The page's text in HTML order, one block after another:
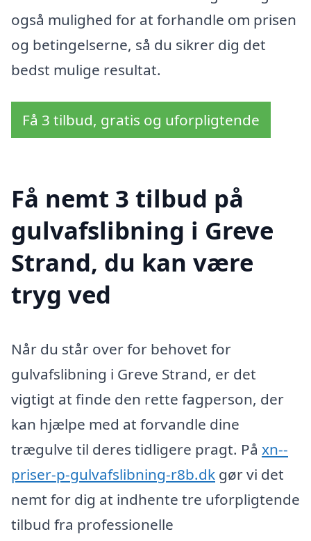
også mulighed for at forhandle om prisen
og betingelserne, så du sikrer dig det
bedst mulige resultat.
Få 3 tilbud, gratis og uforpligtende
Få nemt 3 tilbud på
gulvafslibning i Greve
Strand, du kan være
tryg ved
Når du står over for behovet for
gulvafslibning i Greve Strand, er det
vigtigt at finde den rette fagperson, der
kan hjælpe med at forvandle dine
trægulve til deres tidligere pragt. På xn--
priser-p-gulvafslibning-r8b.dk gør vi det
nemt for dig at indhente tre uforpligtende
tilbud fra professionelle